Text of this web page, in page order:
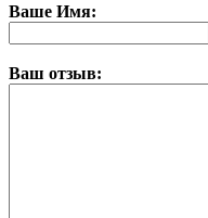
Ваше Имя:
Ваш отзыв: